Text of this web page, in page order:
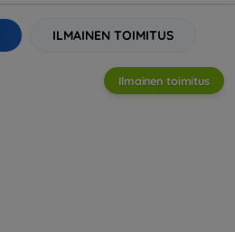
ILMAINEN TOIMITUS
Ilmainen toimitus